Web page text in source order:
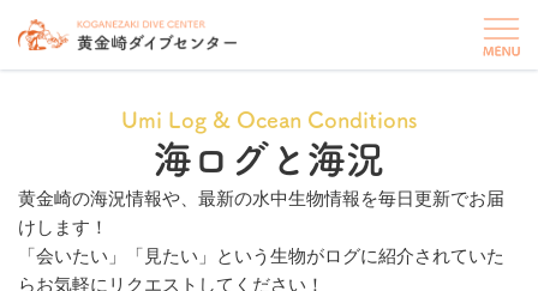
Umi Log & Ocean Conditions
海ログと海況
黄金崎の海況情報や、最新の水中生物情報を毎日更新でお届
けします！
「会いたい」「見たい」という生物がログに紹介されていた
らお気軽にリクエストしてください！